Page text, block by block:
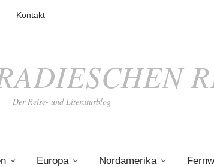
Kontakt
Der Reise- und Literaturblog
Europa Nordamerika